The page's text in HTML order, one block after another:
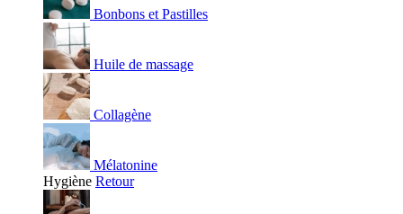
Bonbons et Pastilles
Huile de massage
Collagène
Mélatonine
Hygiène Retour